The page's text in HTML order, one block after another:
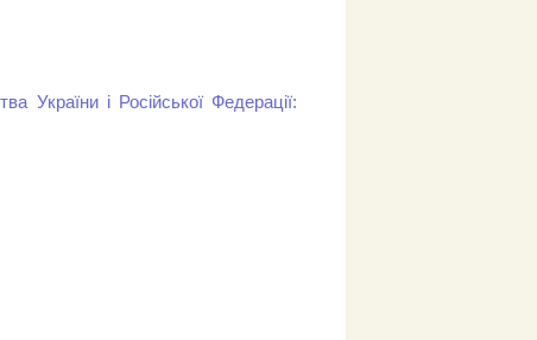
України і Російської Федерації: